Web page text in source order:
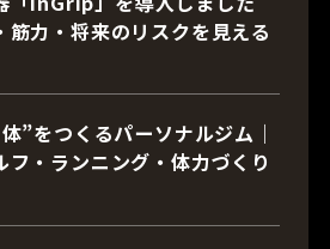
筋力・将来のリスクを見える
”をつくるパーソナルジム｜
・ランニング・体力づくり